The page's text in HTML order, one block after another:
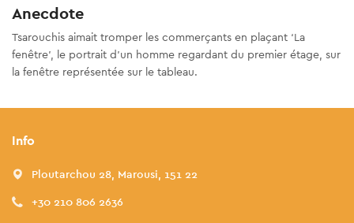
Anecdote
Tsarouchis aimait tromper les commerçants en plaçant ‘La
fenêtre’, le portrait d’un homme regardant du premier étage, sur
la fenêtre représentée sur le tableau.
Info
Ploutarchou 28, Marousi, 151 22
+30 210 806 2636